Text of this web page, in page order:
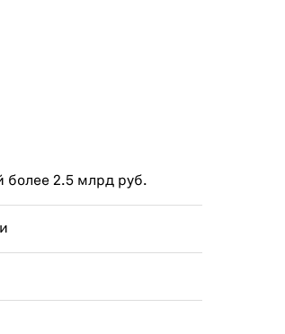
более 2.5 млрд руб.